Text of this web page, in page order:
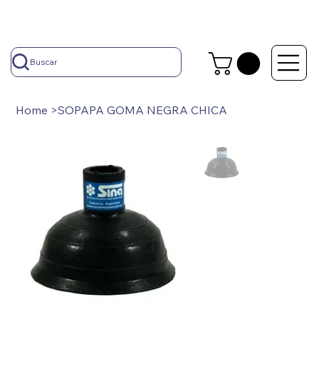
Buscar
Home >SOPAPA GOMA NEGRA CHICA